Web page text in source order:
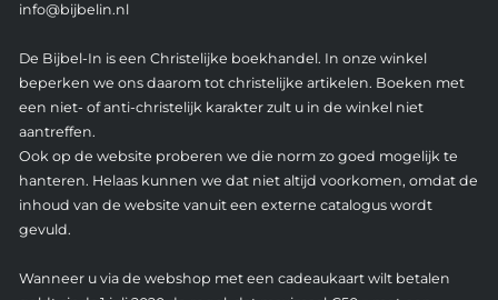
info@bijbelin.nl
De Bijbel-In is een Christelijke boekhandel. In onze winkel
beperken we ons daarom tot christelijke artikelen. Boeken met
een niet- of anti-christelijk karakter zult u in de winkel niet
aantreffen.
Ook op de website proberen we die norm zo goed mogelijk te
hanteren. Helaas kunnen we dat niet altijd voorkomen, omdat de
inhoud van de website vanuit een externe catalogus wordt
gevuld.
Wanneer u via de webshop met een cadeaukaart wilt betalen